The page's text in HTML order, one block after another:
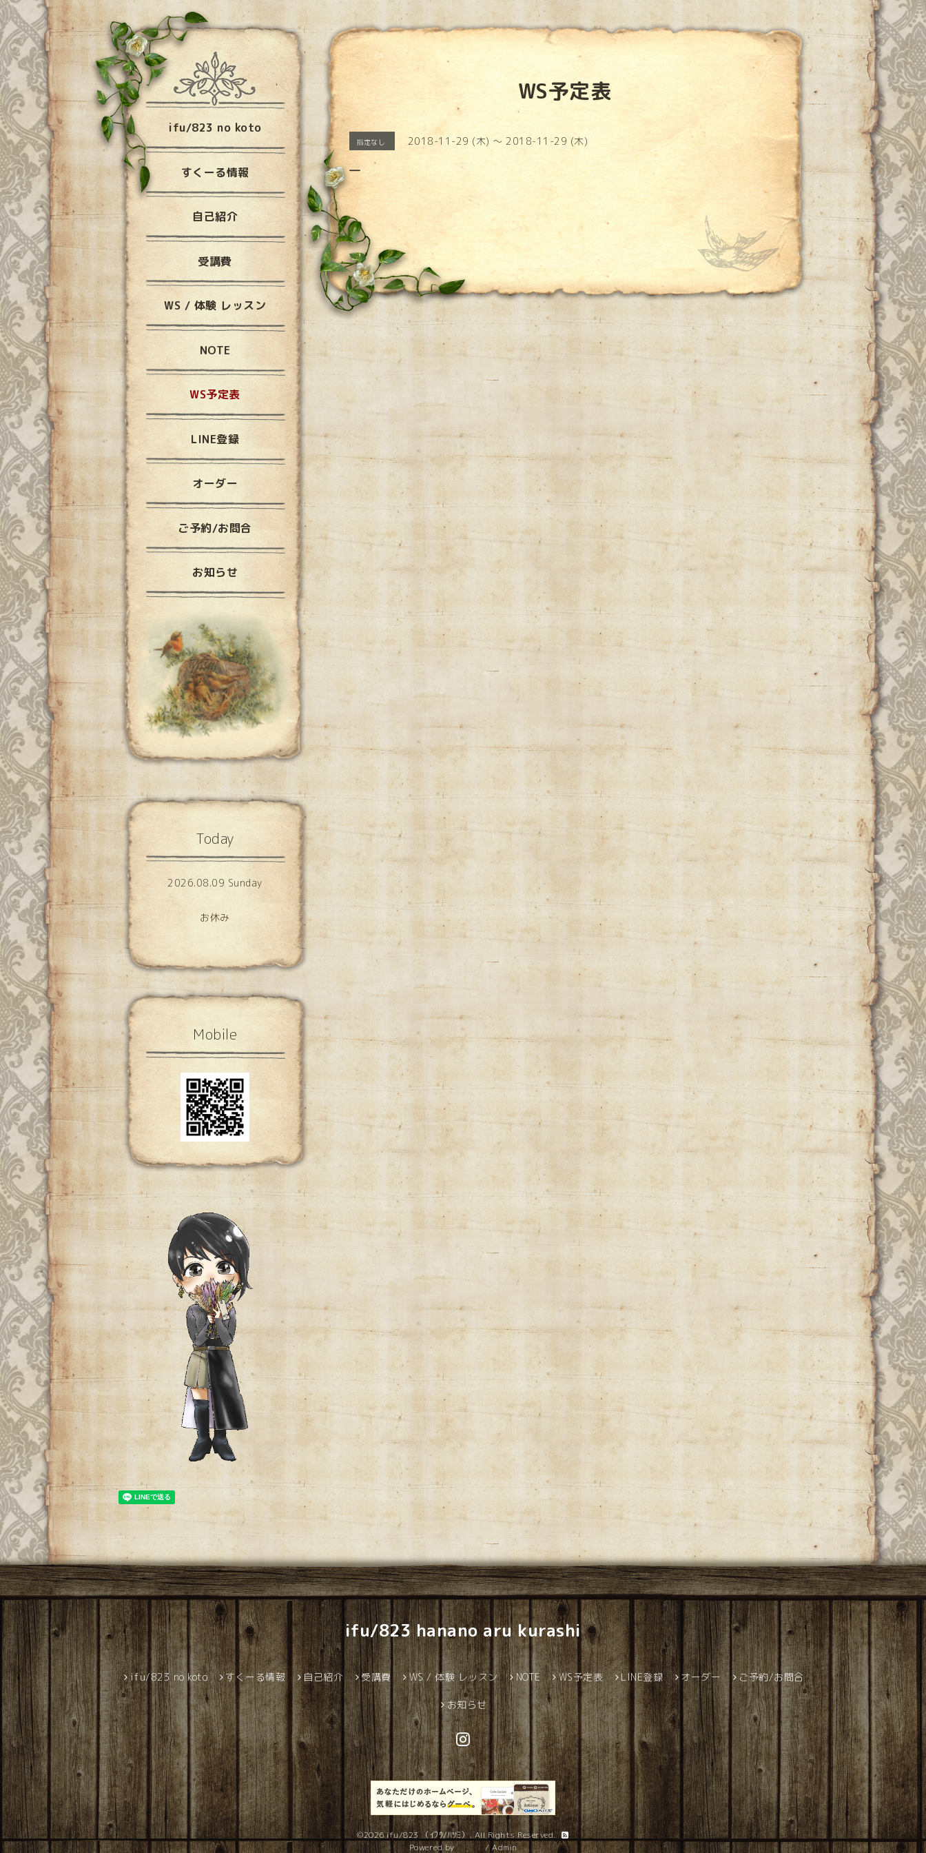
WS予定表
指定なし 2018-11-29 (木) ～ 2018-11-29 (木)
―
ifu/823 no koto
すくーる情報
自己紹介
受講費
WS / 体験 レッスン
NOTE
WS予定表
LINE登録
オーダー
ご予約/お問合
お知らせ
Today
2026.08.09 Sunday
お休み
Mobile
ifu/823 hanano aru kurashi
ifu/823 no koto すくーる情報 自己紹介 受講費 WS / 体験 レッスン NOTE WS予定表 LINE登録 オーダー ご予約/お問合
お知らせ
©2026ifu/823 （ｲﾌｳ/ﾊﾂﾐ）. All Rights Reserved.
Powered byグーペ/ Admin